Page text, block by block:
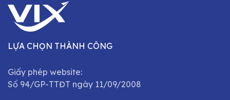
LỰA CHỌN THÀNH CÔNG
Giấy phép website:
Số 94/GP-TTĐT ngày 11/09/2008